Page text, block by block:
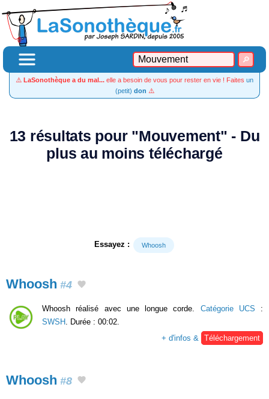
⚠️ LaSonothèque a du mal... elle a besoin de vous pour rester en vie ! Faites un
(petit) don ⚠️
13 résultats pour "Mouvement" - Du
plus au moins téléchargé
Essayez : Whoosh
Whoosh #4
Whoosh réalisé avec une longue corde. Catégorie UCS :
SWSH . Durée : 00:02.
+ d'infos &
Téléchargement
Whoosh #8